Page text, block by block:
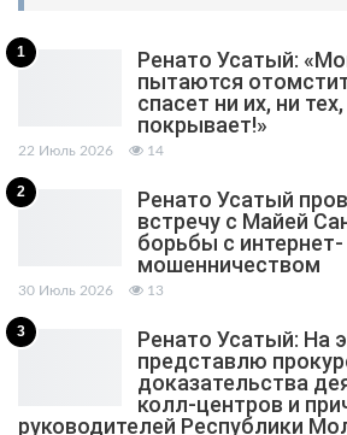
1
Ренато Усатый:
пытаются
спасет ни их, ни
покрывает!»
22 Июль 2026 14
2
Ренато Усатый
встречу с Майей
борьбы с интернет-
мошенничеством
30 Июль 2026 13
3
Ренато Усатый: На
представлю
доказательства
колл-центров и
руководителей Республики